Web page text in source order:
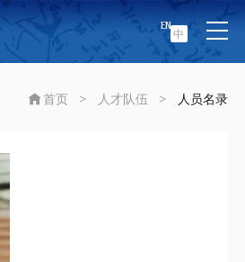
中
EN
首页 > 人才队伍 > 人员名录